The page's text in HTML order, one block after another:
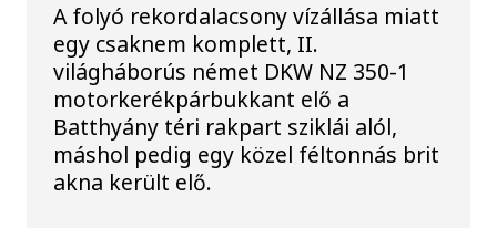
A folyó rekordalacsony vízállása miatt
egy csaknem komplett, II.
világháborús német DKW NZ 350-1
motorkerékpárbukkant elő a
Batthyány téri rakpart sziklái alól,
máshol pedig egy közel féltonnás brit
akna került elő.